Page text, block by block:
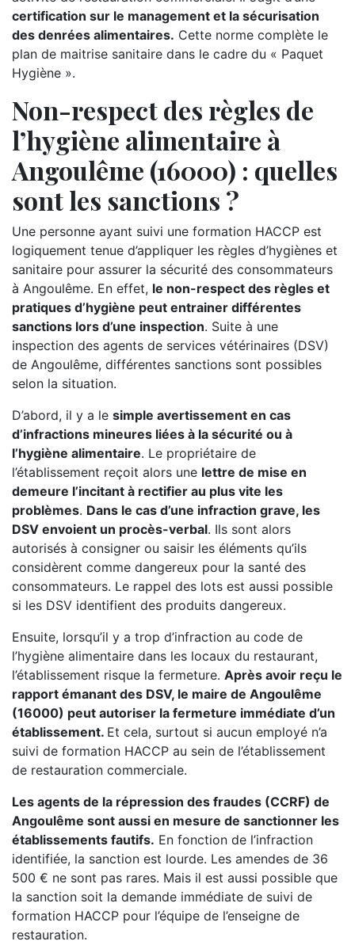
certification sur le management et la sécurisation
des denrées alimentaires. Cette norme complète le
plan de maitrise sanitaire dans le cadre du « Paquet
Hygiène ».
Non-respect des règles de
l’hygiène alimentaire à
Angoulême (16000) : quelles
sont les sanctions ?
Une personne ayant suivi une formation HACCP est
logiquement tenue d’appliquer les règles d’hygiènes et
sanitaire pour assurer la sécurité des consommateurs
à Angoulême. En effet, le non-respect des règles et
pratiques d’hygiène peut entrainer différentes
sanctions lors d’une inspection. Suite à une
inspection des agents de services vétérinaires (DSV)
de Angoulême, différentes sanctions sont possibles
selon la situation.
D’abord, il y a le simple avertissement en cas
d’infractions mineures liées à la sécurité ou à
l’hygiène alimentaire. Le propriétaire de
l’établissement reçoit alors une lettre de mise en
demeure l’incitant à rectifier au plus vite les
problèmes. Dans le cas d’une infraction grave, les
DSV envoient un procès-verbal. Ils sont alors
autorisés à consigner ou saisir les éléments qu’ils
considèrent comme dangereux pour la santé des
consommateurs. Le rappel des lots est aussi possible
si les DSV identifient des produits dangereux.
Ensuite, lorsqu’il y a trop d’infraction au code de
l’hygiène alimentaire dans les locaux du restaurant,
l’établissement risque la fermeture. Après avoir reçu le
rapport émanant des DSV, le maire de Angoulême
(16000) peut autoriser la fermeture immédiate d’un
établissement. Et cela, surtout si aucun employé n’a
suivi de formation HACCP au sein de l’établissement
de restauration commerciale.
Les agents de la répression des fraudes (CCRF) de
Angoulême sont aussi en mesure de sanctionner les
établissements fautifs. En fonction de l’infraction
identifiée, la sanction est lourde. Les amendes de 36
500 € ne sont pas rares. Mais il est aussi possible que
la sanction soit la demande immédiate de suivi de
formation HACCP pour l’équipe de l’enseigne de
restauration.